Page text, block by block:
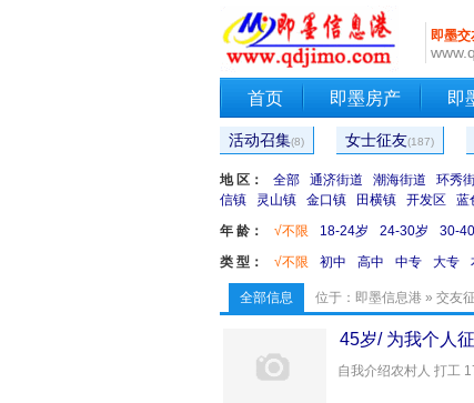
即墨交
首页 即墨房产 即
活动召集(8) 女士征友(187)
地 区： 全部 通济街道 潮海街道 环秀
信镇
灵山镇 金口镇 田横镇 开发区 蓝
年 龄：
√不限 18-24岁 24-30岁 30-
类 型：
√不限 初中 高中 中专 大专
全部信息 位于： 即墨信息港 » 交友
45岁/ 为我个人
自我介绍农村人 打工